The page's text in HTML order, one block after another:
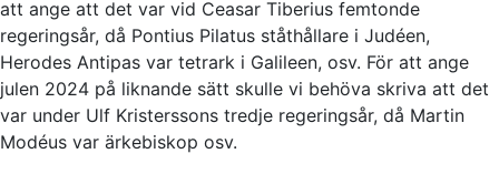
att ange att det var vid Ceasar Tiberius femtonde
regeringsår, då Pontius Pilatus ståthållare i Judéen,
Herodes Antipas var tetrark i Galileen, osv. För att ange
julen 2024 på liknande sätt skulle vi behöva skriva att det
var under Ulf Kristerssons tredje regeringsår, då Martin
Modéus var ärkebiskop osv.